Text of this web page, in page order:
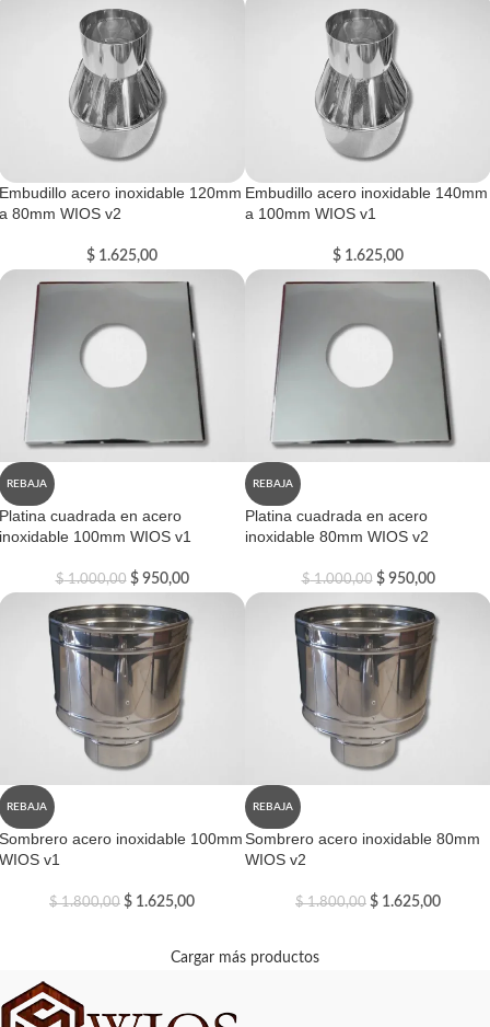
Embudillo acero inoxidable 120mm
a 80mm WIOS v2
$ 1.625,00
Embudillo acero inoxidable 140mm
a 100mm WIOS v1
$ 1.625,00
REBAJA
Platina cuadrada en acero
inoxidable 100mm WIOS v1
$1.000,00 $950,00
REBAJA
Platina cuadrada en acero
inoxidable 80mm WIOS v2
$1.000,00 $950,00
REBAJA
Sombrero acero inoxidable 100mm
WIOS v1
$1.800,00 $ 1.625,00
REBAJA
Sombrero acero inoxidable 80mm
WIOS v2
$1.800,00 $ 1.625,00
Cargar más productos